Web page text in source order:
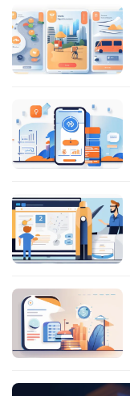
最
新
动
产
品
解
决
方
案
生